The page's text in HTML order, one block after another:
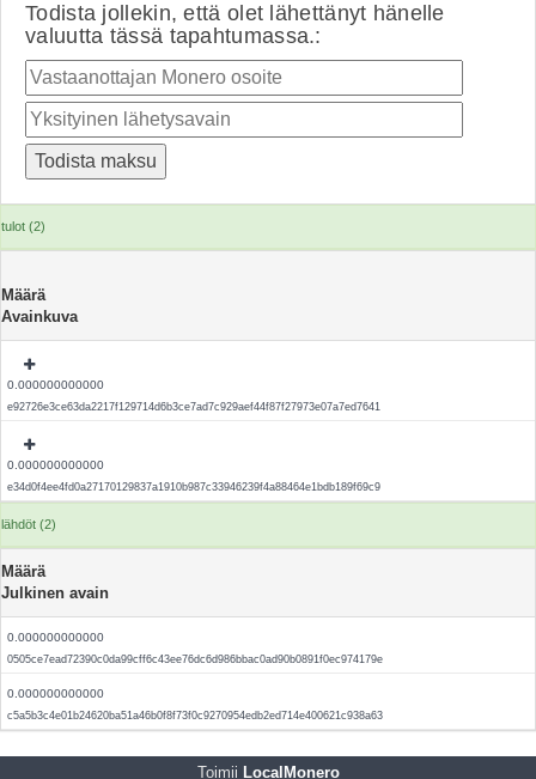
Todista jollekin, että olet lähettänyt hänelle
valuutta tässä tapahtumassa.:
tulot (2)
Määrä
Avainkuva
0.000000000000
e92726e3ce63da2217f129714d6b3ce7ad7c929aef44f87f27973e07a7ed7641
0.000000000000
e34d0f4ee4fd0a27170129837a1910b987c33946239f4a88464e1bdb189f69c9
lähdöt (2)
Määrä
Julkinen avain
0.000000000000
0505ce7ead72390c0da99cff6c43ee76dc6d986bbac0ad90b0891f0ec974179e
0.000000000000
c5a5b3c4e01b24620ba51a46b0f8f73f0c9270954edb2ed714e400621c938a63
Toimii LocalMonero